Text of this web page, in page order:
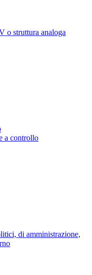
o struttura analoga
a controllo
di amministrazione,